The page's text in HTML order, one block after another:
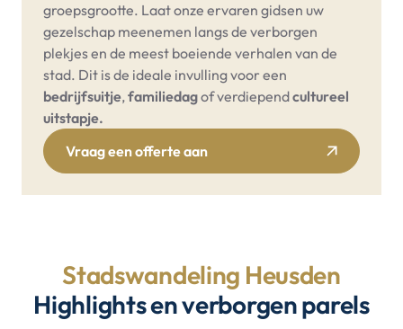
groepsgrootte. Laat onze ervaren gidsen uw
gezelschap meenemen langs de verborgen
plekjes en de meest boeiende verhalen van de
stad. Dit is de ideale invulling voor een
bedrijfsuitje,familiedagof verdiependcultureel
uitstapje.
Vraag een offerte aan
Stadswandeling Heusden
Highlights en verborgen parels